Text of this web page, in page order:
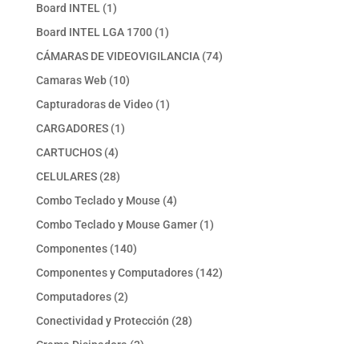
Board INTEL 11
producto
Board INTEL LGA 1700 11
producto
CÁMARAS DE VIDEOVIGILANCIA 7474
Camaras Web 1010
productos
Capturadoras de Video 11
CARGADORES 11
CARTUCHOS 44
productos
CELULARES 2828
productos
Combo Teclado y Mouse 44
productos
Combo Teclado y Mouse Gamer 11
Componentes 140140
productos
Componentes y Computadores 142142
Computadores 22
productos
Conectividad y Protección 2828